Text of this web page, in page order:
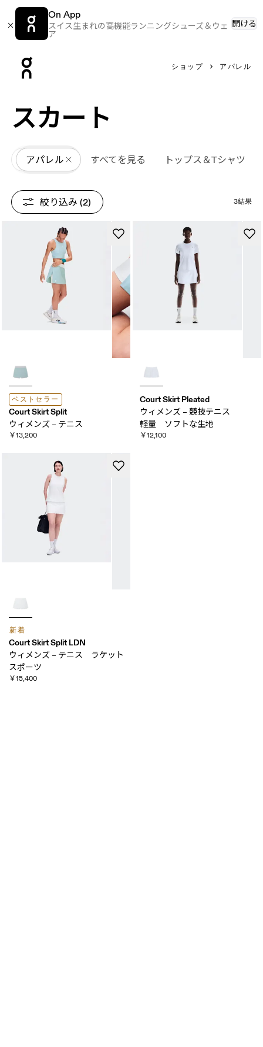
On App
スイス生まれの高機能ランニングシューズ＆ウェ
ア
開ける
ショップ アパレル
スカート
All
アパレル すべてを見る トップス＆Tシャツ
絞り込み (2) 3結果
ベストセラー
Court Skirt Split
ウィメンズ – テニス
￥13,200
Court Skirt Pleated
ウィメンズ – 競技テニス
軽量 ソフトな​生地
￥12,100
新着
Court Skirt Split LDN
ウィメンズ – テニス ラケット
スポーツ
￥15,400